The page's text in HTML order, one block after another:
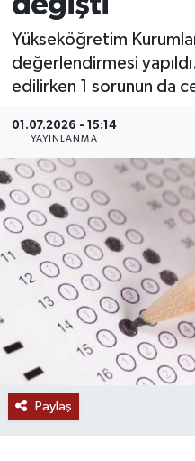
Yükseköğretim
değerlendirmesi
edilirken 1 sorunun da
01.07.2026 - 15:14
YAYINLANMA
Paylaş
MAGAZİN
ÖZEL HABER
RESMİ İLANLAR
SAĞLIK
SİYASET
SOSYAL YARDIMLAR
SPONSORLU YAZI
SPOR
TEKNOLOJİ